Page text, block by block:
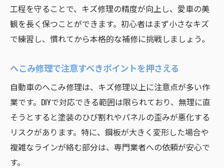
工程を守ることで、キズ修理の精度が向上し、愛車の美
観を長く保つことができます。初心者はまず小さなキズ
で練習し、慣れてから本格的な補修に挑戦しましょう。
へこみ修理で注意すべきポイントを押さえる
自動車のへこみ修理は、キズ修理以上に注意点が多い作
業です。DIYで対応できる範囲は限られており、無理に直
そうとすると塗装のひび割れやパネルの歪みが悪化する
リスクがあります。特に、鋼板が大きく変形した場合や
複雑なラインが絡む部分は、専門業者への依頼が安心で
す。